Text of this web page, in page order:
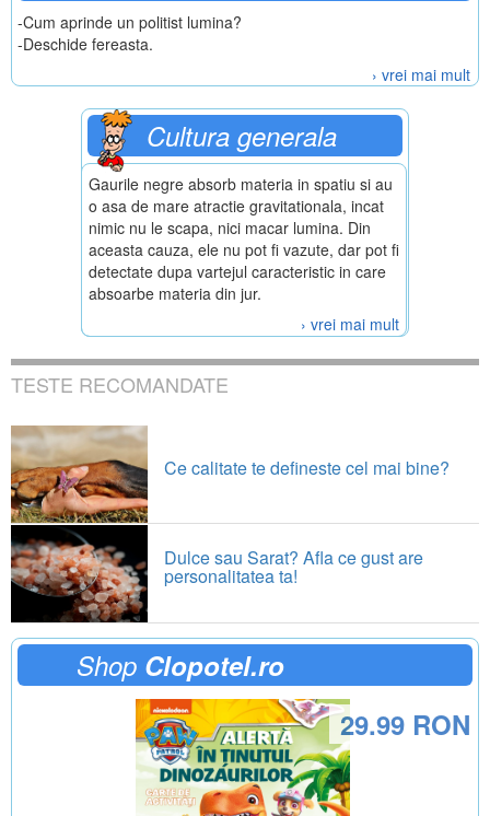
-Cum aprinde un politist lumina?
-Deschide fereasta.
› vrei mai mult
Cultura generala
Gaurile negre absorb materia in spatiu si au
o asa de mare atractie gravitationala, incat
nimic nu le scapa, nici macar lumina. Din
aceasta cauza, ele nu pot fi vazute, dar pot fi
detectate dupa vartejul caracteristic in care
absoarbe materia din jur.
› vrei mai mult
TESTE RECOMANDATE
Ce calitate te defineste cel mai bine?
Dulce sau Sarat? Afla ce gust are
personalitatea ta!
Shop Clopotel.ro
29.99 RON